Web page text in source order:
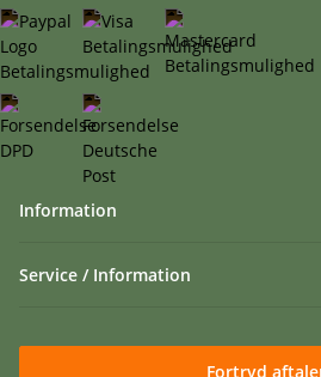
Information
Service / Information
Fortryd